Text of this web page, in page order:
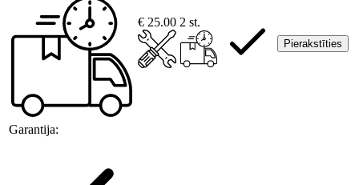
Garantija:
€ 25.00 2 st.
Pierakstīties